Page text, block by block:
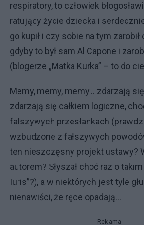
respiratory, to człowiek
ratujący życie dziecka i
go kupił i czy sobie na tym
gdyby to był sam Al Capone i
(blogerze „Matka Kurka” – to do
Memy, memy, memy… zdarzają
zdarzają się całkiem logiczne,
fałszywych przesłankach
wzbudzone z fałszywych
ten nieszczęsny projekt ustawy?
autorem? Słyszał choć raz o
Iuris”?), a w niektórych jest tyle
nienawiści, że ręce opadają…
Reklama